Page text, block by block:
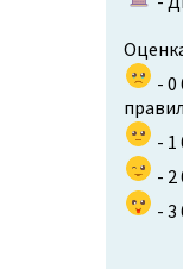
-
- 1
- 2
- 3